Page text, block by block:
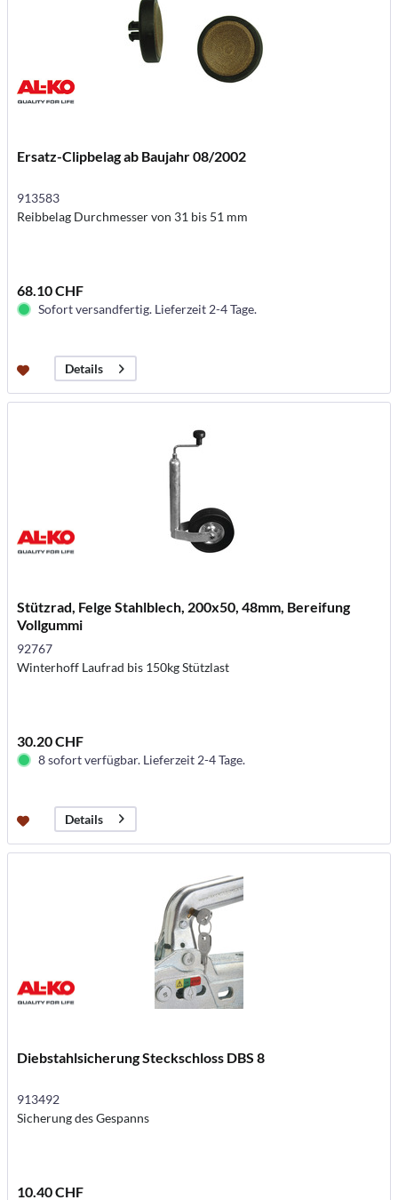
Ersatz-Clipbelag ab Baujahr 08/2002
913583
Reibbelag Durchmesser von 31 bis 51 mm
68.10 CHF
Sofort versandfertig. Lieferzeit 2-4 Tage.
Details
Stützrad, Felge Stahlblech, 200x50, 48mm, Bereifung
Vollgummi
92767
Winterhoff Laufrad bis 150kg Stützlast
30.20 CHF
8 sofort verfügbar. Lieferzeit 2-4 Tage.
Details
Diebstahlsicherung Steckschloss DBS 8
913492
Sicherung des Gespanns
10.40 CHF